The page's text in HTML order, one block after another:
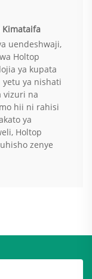
Kimataifa
uendeshwaji,
Holtop
ya kupata
ya nishati
vizuri na
hii ni rahisi
ya
Holtop
zenye